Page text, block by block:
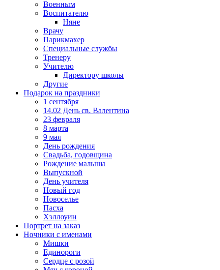
Военным
Воспитателю
Няне
Врачу
Парикмахер
Специальные службы
Тренеру
Учителю
Директору школы
Другие
Подарок на праздники
1 сентября
14.02 День св. Валентина
23 февраля
8 марта
9 мая
День рождения
Свадьба, годовщина
Рождение малыша
Выпускной
День учителя
Новый год
Новоселье
Пасха
Хэллоуин
Портрет на заказ
Ночники с именами
Мишки
Единороги
Сердце с розой